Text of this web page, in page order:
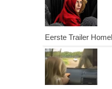
Eerste Trailer